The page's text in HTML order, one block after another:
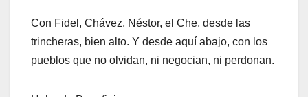
Con Fidel, Chávez, Néstor, el Che, desde las
trincheras, bien alto. Y desde aquí abajo, con los
pueblos que no olvidan, ni negocian, ni perdonan.